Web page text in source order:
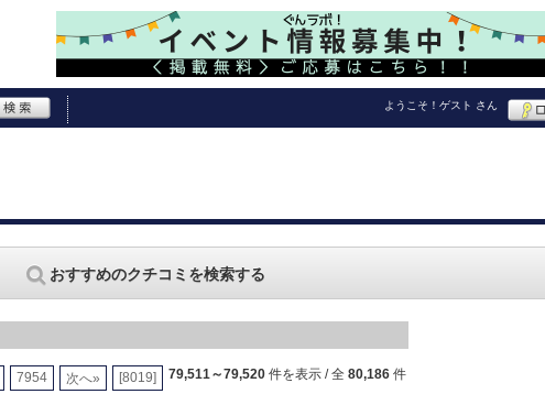
ようこそ！ ゲスト さん
おすすめのクチコミを検索する
7954 次へ» [8019] 79,511～79,520 件を表示 / 全 80,186 件